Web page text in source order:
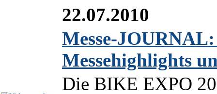
22.07.2010
Messe-
Messehighlights
Die BIKE EXPO